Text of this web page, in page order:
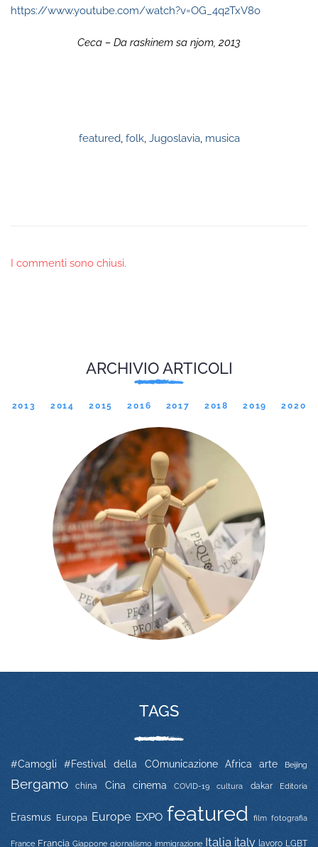
https://www.youtube.com/watch?v=OG_4q2TxV8o
Ceca – Da raskinem sa njom, 2013
featured, folk, Jugoslavia, musica
I commenti sono chiusi.
ARCHIVIO ARTICOLI
2013 2014 2015 2016 2017 2018 2019 2020
TAGS
#Camogli #Festival della COmunicazione Africa arte Beijing
Bergamo china Cina cinema COVID-19 cultura dakar Editoria
Erasmus Europa Europe EXPO featured film fotografia
France Francia Giappone giornalismo immigrazione Italia italy lavoro LGBT